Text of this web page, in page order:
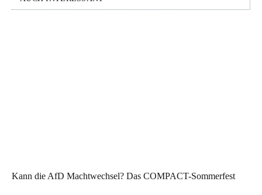
Kann die AfD Machtwechsel? Das COMPACT-Sommerfest